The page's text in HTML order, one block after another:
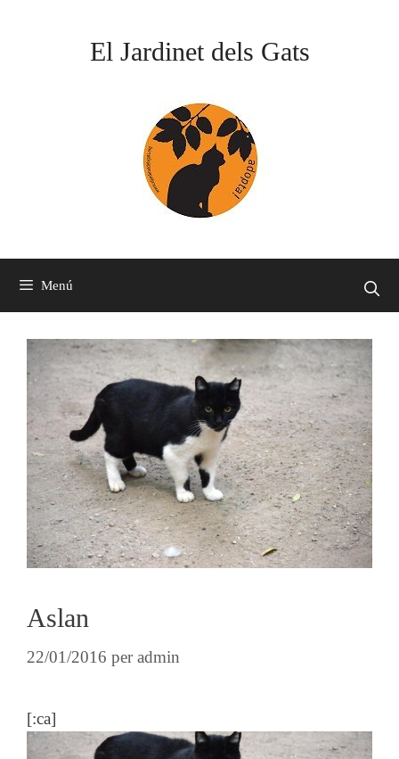
El Jardinet dels Gats
Menú
Aslan
22/01/2016 peradmin
[:ca]